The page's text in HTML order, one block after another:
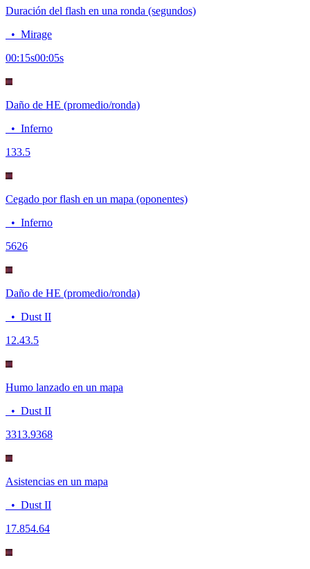
Duración del flash en una ronda (segundos)
• Mirage
00:15s00:05s
Daño de HE (promedio/ronda)
• Inferno
133.5
Cegado por flash en un mapa (oponentes)
• Inferno
5626
Daño de HE (promedio/ronda)
• Dust II
12.43.5
Humo lanzado en un mapa
• Dust II
3313.9368
Asistencias en un mapa
• Dust II
17.854.64